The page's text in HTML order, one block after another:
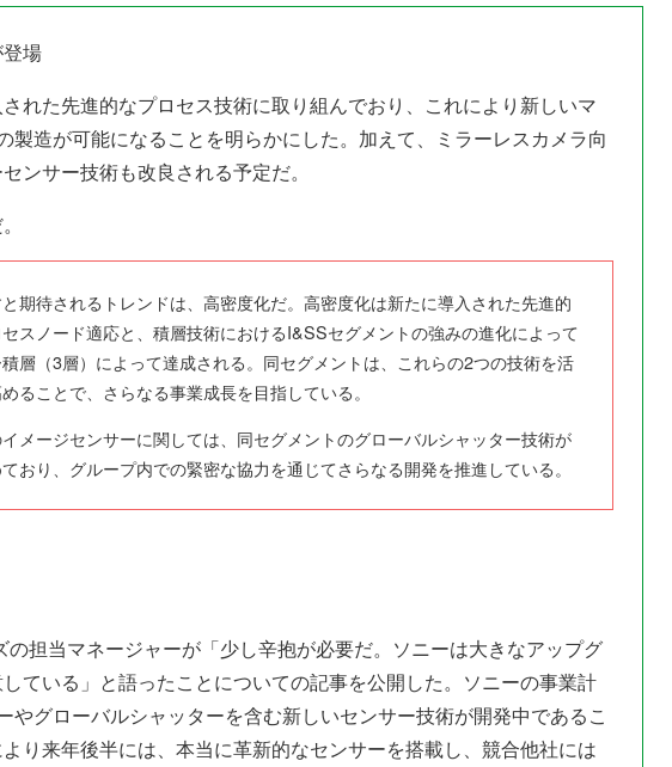
場
れた先進的なプロセス技術に取り組んでおり、これにより新しいマ
製造が可能になることを明らかにした。加えて、ミラーレスカメラ向
ンサー技術も改良される予定だ。
期待されるトレンドは、高密度化だ。高密度化は新たに導入された先進的
スノード適応と、積層技術におけるI&SSセグメントの強みの進化によって
層（3層）によって達成される。同セグメントは、これらの2つの技術を活
ることで、さらなる事業成長を目指している。
メージセンサーに関しては、同セグメントのグローバルシャッター技術が
おり、グループ内での緊密な協力を通じてさらなる開発を推進している。
担当マネージャーが「少し辛抱が必要だ。ソニーは大きなアップグ
ている」と語ったことについての記事を公開した。ソニーの事業計
やグローバルシャッターを含む新しいセンサー技術が開発中であるこ
り来年後半には、本当に革新的なセンサーを搭載し、競合他社には